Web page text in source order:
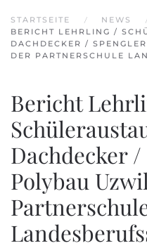
STARTSEITE NEWS
BERICHT LEHRLING /
DACHDECKER /
DER PARTNERSCHULE
Bericht
Dachdecker
Polybau